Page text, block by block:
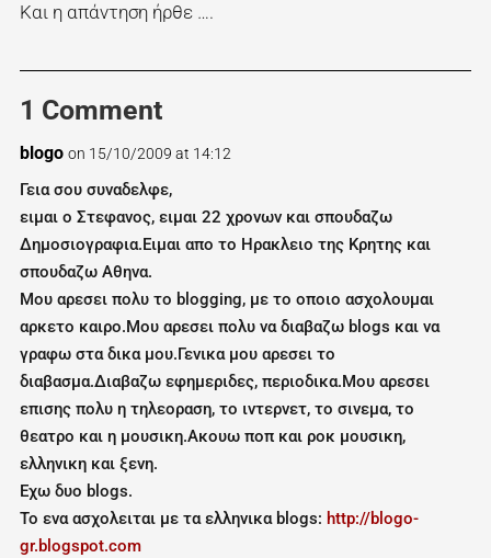
Και η απάντηση ήρθε ….
1 Comment
blogo on 15/10/2009 at 14:12
Γεια σου συναδελφε,
ειμαι ο Στεφανος, ειμαι 22 χρονων και σπουδαζω
Δημοσιογραφια.Ειμαι απο το Ηρακλειο της Κρητης και
σπουδαζω Αθηνα.
Μου αρεσει πολυ το blogging, με το οποιο ασχολουμαι
αρκετο καιρo.Μου αρεσει πολυ να διαβαζω blogs και να
γραφω στα δικα μου.Γενικα μου αρεσει το
διαβασμα.Διαβαζω εφημεριδες, περιοδικα.Μου αρεσει
επισης πολυ η τηλεοραση, το ιντερνετ, το σινεμα, το
θεατρο και η μουσικη.Ακουω ποπ και ροκ μουσικη,
ελληνικη και ξενη.
Εχω δυο blogs.
Το ενα ασχολειται με τα ελληνικα blogs: http://blogo-
gr.blogspot.com